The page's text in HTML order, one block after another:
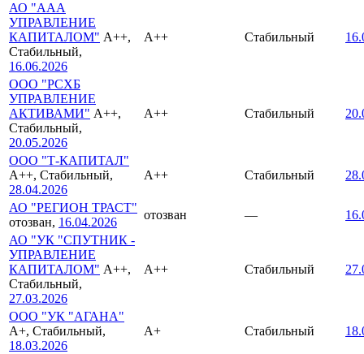
АО "ААА
УПРАВЛЕНИЕ
КАПИТАЛОМ" A++,
Стабильный,
16.06.2026
A++ Стабильный
ООО "РСХБ
УПРАВЛЕНИЕ
АКТИВАМИ" A++,
Стабильный,
20.05.2026
A++ Стабильный
ООО "Т-КАПИТАЛ"
A++, Стабильный,
28.04.2026
A++ Стабильный
АО "РЕГИОН ТРАСТ"
отозван, 16.04.2026
отозван —
АО "УК "СПУТНИК -
УПРАВЛЕНИЕ
КАПИТАЛОМ" A++,
Стабильный,
27.03.2026
A++ Стабильный
ООО "УК "АГАНА"
A+, Стабильный,
18.03.2026
A+ Стабильный